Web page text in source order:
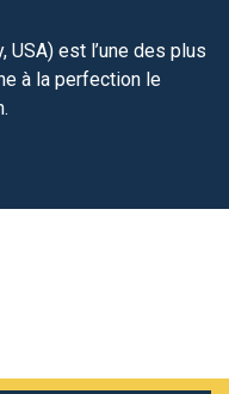
USA) est l’une des plus
à la perfection le